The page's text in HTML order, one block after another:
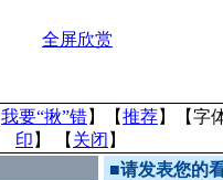
全屏欣赏
我要“揪”错】【推荐】【字
印 】 【 关闭 】
■请发表您的